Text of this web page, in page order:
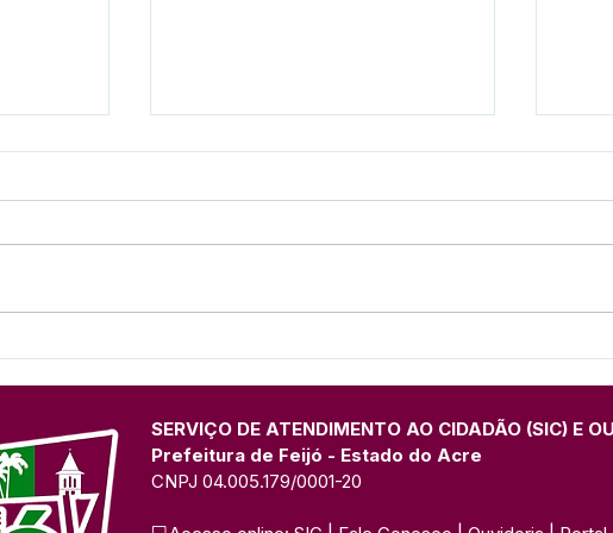
Açaí na Expo Juruá
SERVIÇO DE ATENDIMENTO AO CIDADÃO (SIC) E
Prefeitura de Feijó - Estado do Acre
CNPJ 04.005.179/0001-20